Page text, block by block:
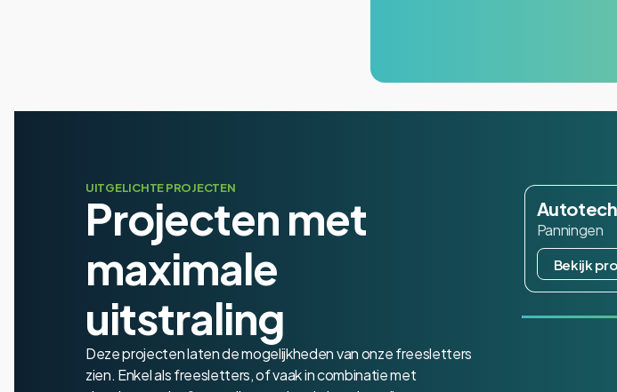
UITGELICHTE PROJECTEN
Projecten met
maximale
uitstraling
Deze projecten laten de mogelijkheden van onze freesletters
zien. Enkel als freesletters, of vaak in combinatie met
Panningen
Bekijk